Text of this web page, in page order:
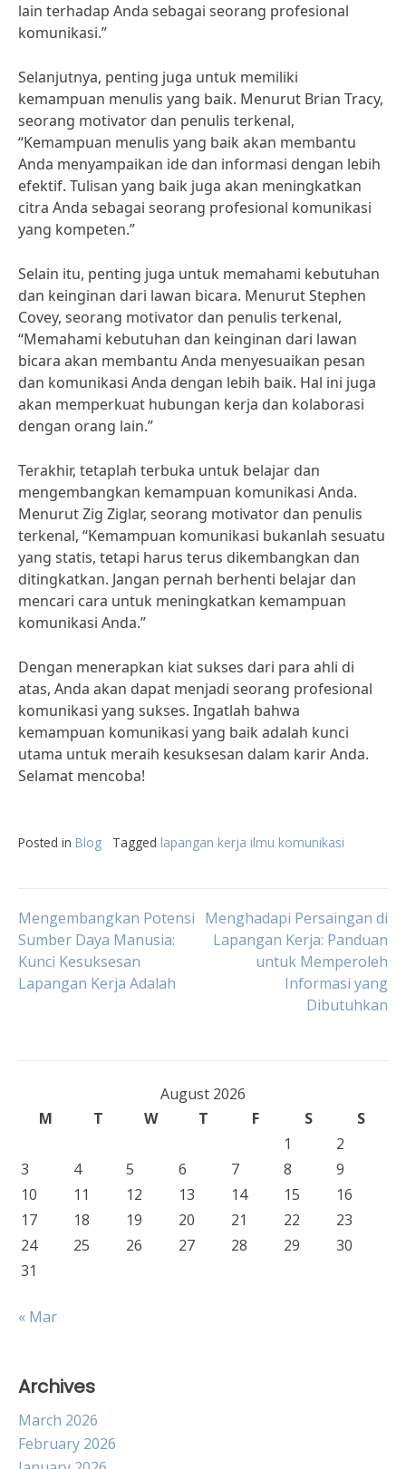
lain terhadap Anda sebagai seorang profesional
komunikasi.”
Selanjutnya, penting juga untuk memiliki
kemampuan menulis yang baik. Menurut Brian Tracy,
seorang motivator dan penulis terkenal,
“Kemampuan menulis yang baik akan membantu
Anda menyampaikan ide dan informasi dengan lebih
efektif. Tulisan yang baik juga akan meningkatkan
citra Anda sebagai seorang profesional komunikasi
yang kompeten.”
Selain itu, penting juga untuk memahami kebutuhan
dan keinginan dari lawan bicara. Menurut Stephen
Covey, seorang motivator dan penulis terkenal,
“Memahami kebutuhan dan keinginan dari lawan
bicara akan membantu Anda menyesuaikan pesan
dan komunikasi Anda dengan lebih baik. Hal ini juga
akan memperkuat hubungan kerja dan kolaborasi
dengan orang lain.”
Terakhir, tetaplah terbuka untuk belajar dan
mengembangkan kemampuan komunikasi Anda.
Menurut Zig Ziglar, seorang motivator dan penulis
terkenal, “Kemampuan komunikasi bukanlah sesuatu
yang statis, tetapi harus terus dikembangkan dan
ditingkatkan. Jangan pernah berhenti belajar dan
mencari cara untuk meningkatkan kemampuan
komunikasi Anda.”
Dengan menerapkan kiat sukses dari para ahli di
atas, Anda akan dapat menjadi seorang profesional
komunikasi yang sukses. Ingatlah bahwa
kemampuan komunikasi yang baik adalah kunci
utama untuk meraih kesuksesan dalam karir Anda.
Selamat mencoba!
Posted in Blog Tagged lapangan kerja ilmu komunikasi
Post
navigation
Mengembangkan Potensi
Sumber Daya Manusia:
Kunci Kesuksesan
Lapangan Kerja Adalah
Menghadapi Persaingan di
Lapangan Kerja: Panduan
untuk Memperoleh
Informasi yang
Dibutuhkan
August 2026
M
T W T F S
S
1
2
3
4 5 6 7 8
9
10
11 12 13 14 15
16
17
18 19 20 21 22
23
24
25 26 27 28 29
30
31
« Mar
Archives
March 2026
February 2026